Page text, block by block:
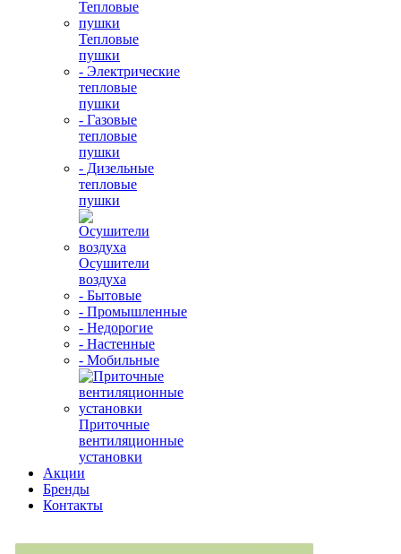
Тепловые
пушки
- Электрические
тепловые
пушки
- Газовые
тепловые
пушки
- Дизельные
тепловые
пушки
Осушители
воздуха
- Бытовые
- Промышленные
- Недорогие
- Настенные
- Мобильные
Приточные
вентиляционные
установки
Акции
Бренды
Контакты